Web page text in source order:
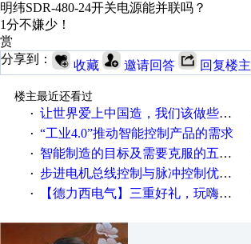
明纬SDR-480-24开关电源能并联吗？
1分不嫌少！
赏
分享到：
收藏 邀请回答 回复楼主
楼主最近还看过
· 让世界爱上中国造，我们该做些什么
· “工业4.0”推动智能控制产品的需求
· 智能制造的目标及需要克服的五个障碍
· 步进电机总线控制与脉冲控制优缺点
· 【德力西电气】三重好礼，玩嗨夏日！